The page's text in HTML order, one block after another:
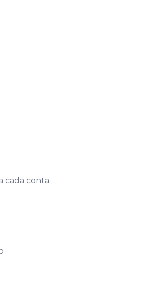
cada conta